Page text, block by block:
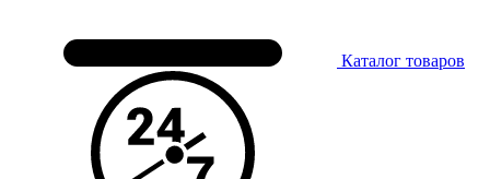
Каталог товаров